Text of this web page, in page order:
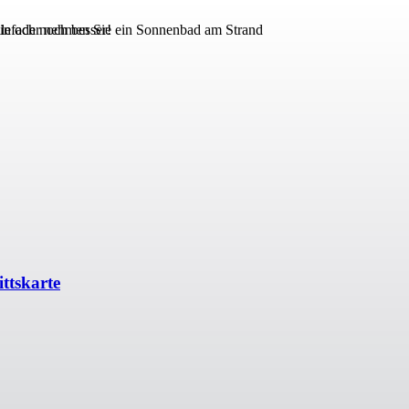
oder nehmen Sie ein Sonnenbad am Strand
noch besser!